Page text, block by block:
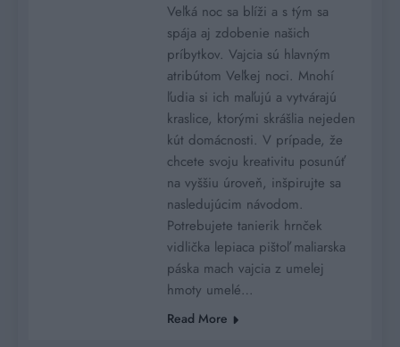
Veľká noc sa blíži a s tým sa
spája aj zdobenie našich
príbytkov. Vajcia sú hlavným
atribútom Veľkej noci. Mnohí
ľudia si ich maľujú a vytvárajú
kraslice, ktorými skrášlia nejeden
kút domácnosti. V prípade, že
chcete svoju kreativitu posunúť
na vyššiu úroveň, inšpirujte sa
nasledujúcim návodom.
Potrebujete tanierik hrnček
vidlička lepiaca pištoľ maliarska
páska mach vajcia z umelej
hmoty umelé…
Read More